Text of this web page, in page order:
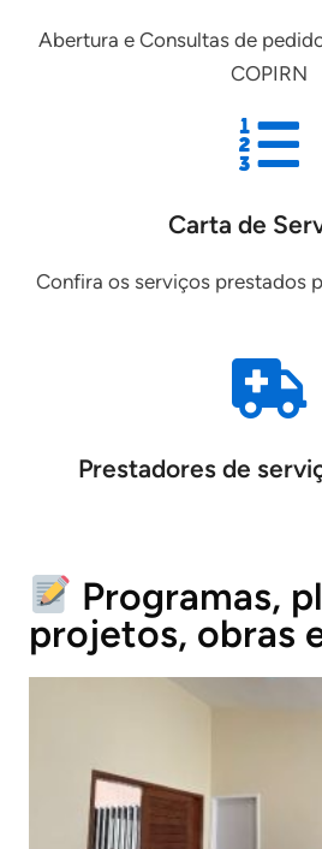
Abertura e Consultas de
COPIRN
Carta de
Confira os serviços prestados
Prestadores de
Programas,
projetos, obras